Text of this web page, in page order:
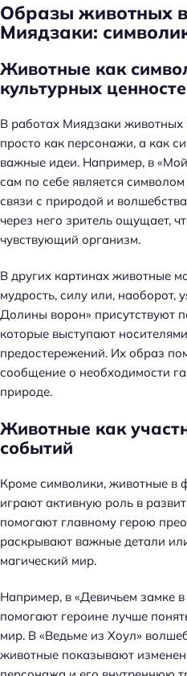
Образы животных в
Миядзаки:
Животные как
культурных
В работах Миядзаки животных
просто как персонажи, а как
важные идеи. Например, в
сам по себе является
связи с природой и
через него зритель ощущает,
чувствующий организм.
В других картинах животные
мудрость, силу или, наоборот,
Долины ворон» присутствуют
которые выступают
предостережений. Их образ
сообщение о необходимости
природе.
Животные как
событий
Кроме символики, животные в
играют активную роль в
помогают главному герою
раскрывают важные детали
магический мир.
Например, в «Девичьем замке
помогают героине лучше
мир. В «Ведьме из Хоул»
животные показывают